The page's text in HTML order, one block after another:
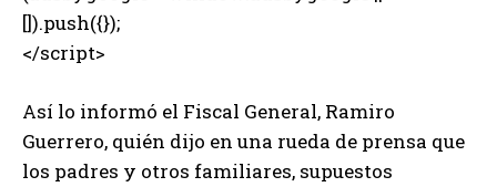
[]).push({});
</script>
Así lo informó el Fiscal General, Ramiro
Guerrero, quién dijo en una rueda de prensa que
los padres y otros familiares, supuestos